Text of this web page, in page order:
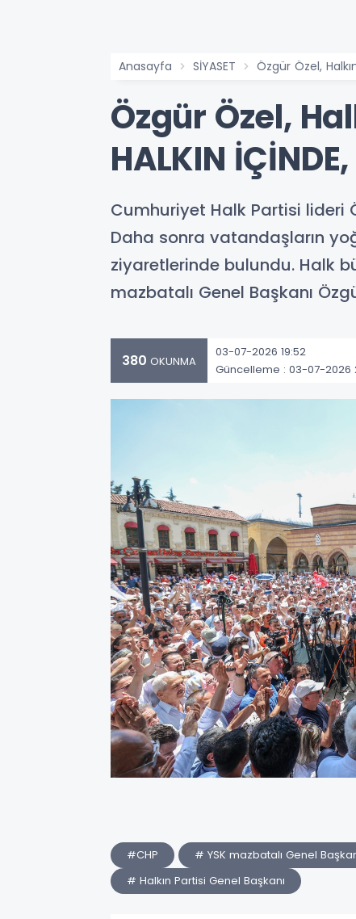
Anasayfa SİYASET Özgür Özel,
Özgür Özel,
HALKIN
Cumhuriyet Halk Partisi lideri
Daha sonra vatandaşların
ziyaretlerinde bulundu. Halk
mazbatalı Genel Başkanı
380 OKUNMA
03-07-2026 19:52
Güncelleme : 03-07-2026
#CHP # YSK mazbatalı Genel
# Halkın Partisi Genel Başkanı